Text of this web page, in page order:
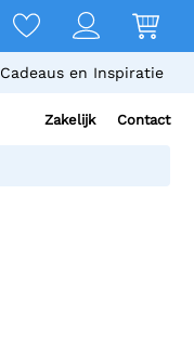
Cadeaus en Inspiratie
Zakelijk Contact